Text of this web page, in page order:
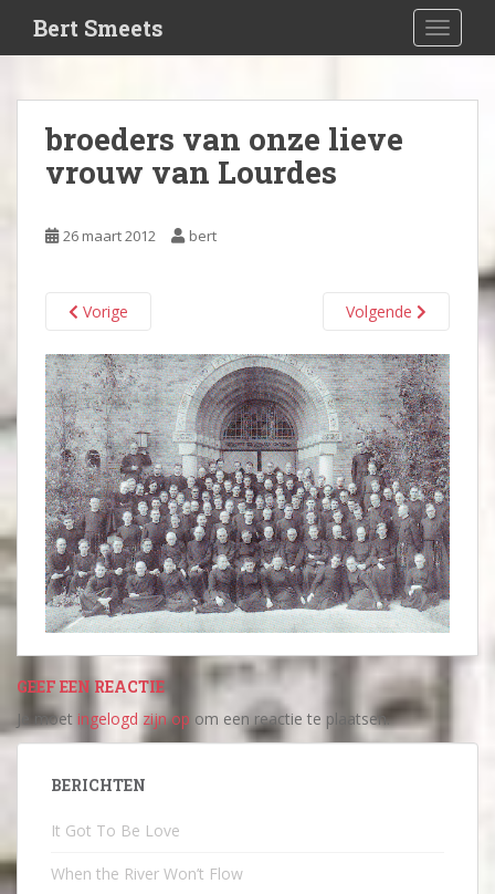
i
t
Bert Smeets
broeders van onze lieve
vrouw van Lourdes
26 maart 2012 bert
Vorige Volgende
GEEF EEN REACTIE
Je moet ingelogd zijn op om een reactie te plaatsen.
BERICHTEN
It Got To Be Love
When the River Won’t Flow